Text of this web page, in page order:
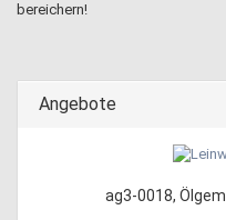
bereichern!
Angebote
ag3-0018,